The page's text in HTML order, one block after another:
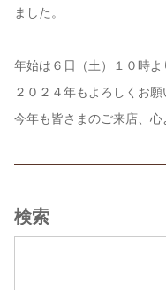
ました。
年始は６日（土）１０時よ
２０２４年もよろしくお願
今年も皆さまのご来店、心
検索